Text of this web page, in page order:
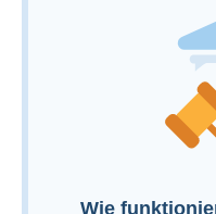
Um eine Frage
Jetzt einloggen
Wie